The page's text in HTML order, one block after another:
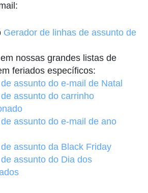
Gerador de linhas de assunto de
nossas grandes listas de
feriados específicos:
assunto do e-mail de Natal
assunto do carrinho
assunto do e-mail de ano
assunto da Black Friday
assunto do Dia dos